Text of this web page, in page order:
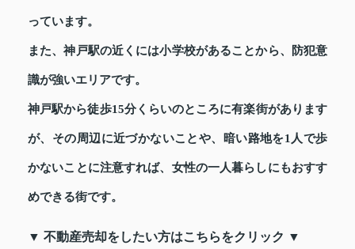
っています。
また、神戸駅の近くには小学校があることから、防犯意
識が強いエリアです。
神戸駅から徒歩15分くらいのところに有楽街があります
が、その周辺に近づかないことや、暗い路地を1人で歩
かないことに注意すれば、女性の一人暮らしにもおすす
めできる街です。
▼ 不動産売却をしたい方はこちらをクリック ▼